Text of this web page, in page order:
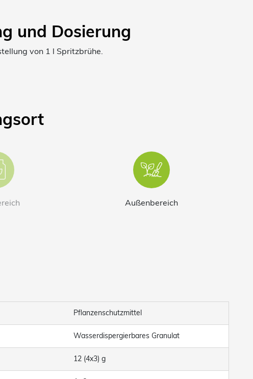
und Dosierung
von 1 l Spritzbrühe.
Außenbereich
Pflanzenschutzmittel
Wasserdispergierbares Granulat
12 (4x3) g